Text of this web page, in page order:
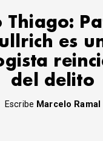
Thiago:
es
del delito
Escribe Marcelo Ramal